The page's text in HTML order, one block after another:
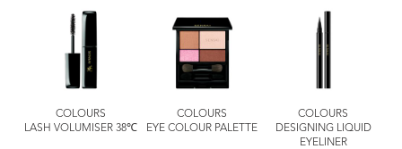
COLOURS
LASH VOLUMISER 38℃
COLOURS
EYE COLOUR PALETTE
COLOURS
DESIGNING LIQUID
EYELINER